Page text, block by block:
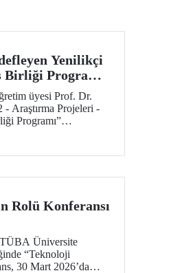
Aksiyon Üyeleri
Yenilikçi
Programı
üyesi Prof. Dr.
Araştırma Projeleri -
Programı”
yaklaşımı öne
Rolü Konferansı
Üniversite
“Teknoloji
30 Mart 2026’da